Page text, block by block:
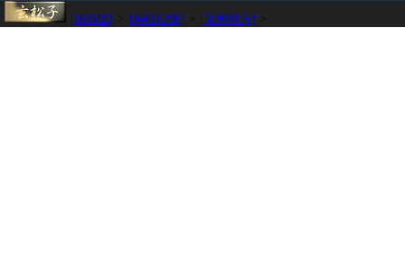
[HOME] [神社記憶] [九州地方]